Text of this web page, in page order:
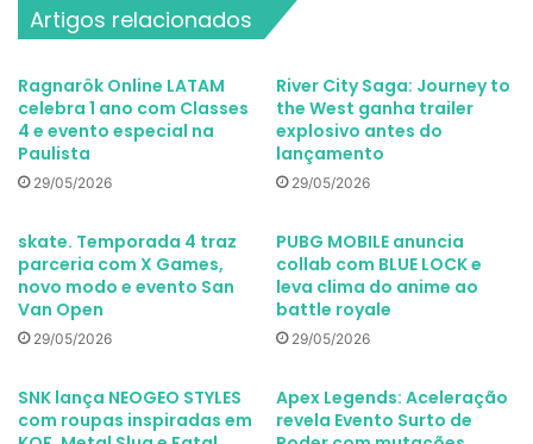
Artigos relacionados
Ragnarök Online LATAM
celebra 1 ano com Classes
4 e evento especial na
Paulista
29/05/2026
River City Saga: Journey to
the West ganha trailer
explosivo antes do
lançamento
29/05/2026
skate. Temporada 4 traz
parceria com X Games,
novo modo e evento San
Van Open
29/05/2026
PUBG MOBILE anuncia
collab com BLUE LOCK e
leva clima do anime ao
battle royale
29/05/2026
SNK lança NEOGEO STYLES
com roupas inspiradas em
Apex Legends: Aceleração
revela Evento Surto de